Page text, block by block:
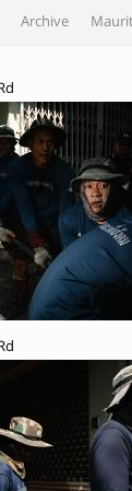
Archive